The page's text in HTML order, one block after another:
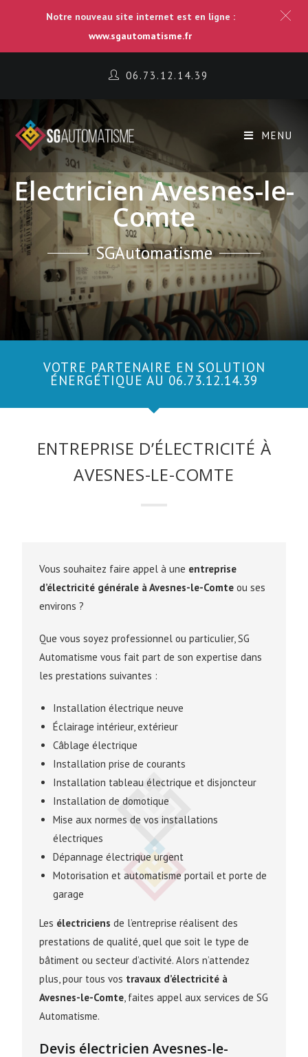
06.73.12.14.39
MENU
Electricien Avesnes-le-
Comte
SGAutomatisme
VOTRE PARTENAIRE EN SOLUTION
ÉNERGÉTIQUE AU 06.73.12.14.39
ENTREPRISE D’ÉLECTRICITÉ À
AVESNES-LE-COMTE
Vous souhaitez faire appel à une entreprise
d’électricité générale à Avesnes-le-Comte ou ses
environs ?
Que vous soyez professionnel ou particulier, SG
Automatisme vous fait part de son expertise dans
les prestations suivantes :
Installation électrique neuve
Éclairage intérieur, extérieur
Câblage électrique
Installation prise de courants
Installation tableau électrique et disjoncteur
Installation de domotique
Mise aux normes de vos installations
électriques
Dépannage électrique urgent
Motorisation et automatisme portail et porte de
garage
Les électriciens de l’entreprise réalisent des
prestations de qualité, quel que soit le type de
bâtiment ou secteur d’activité. Alors n’attendez
plus, pour tous vos travaux d’électricité à
Avesnes-le-Comte, faites appel aux services de SG
Automatisme.
Devis électricien Avesnes-le-
Notre nouveau site internet est en ligne :
www.sgautomatisme.fr